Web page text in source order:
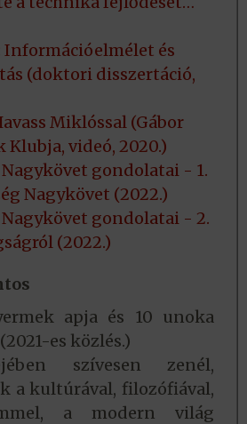
Információelmélet és
(doktori disszertáció,
Miklóssal (Gábor
Klubja, videó, 2020.)
Nagykövet gondolatai - 1.
Nagykövet (2022.)
Nagykövet gondolatai - 2.
(2022.)
apja és 10 unoka
es közlés.)
szívesen zenél,
a kultúrával, filozófiával,
a modern világ